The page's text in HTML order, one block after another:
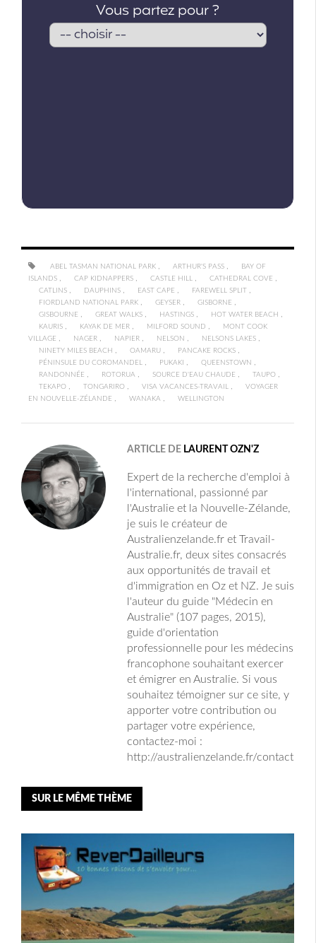
ABEL TASMAN NATIONAL PARK ARTHUR'S PASS
BAY OF
ISLANDS
CAP KIDNAPPERS CASTLE HILL CATHEDRAL COVE
CATLINS DAUPHINS EAST CAPE FAREWELL SPLIT
FIORDLAND NATIONAL PARK GEYSER GISBORNE
GISBOURNE GREAT WALKS HASTINGS HOT WATER BEACH
KAURIS KAYAK DE MER MILFORD SOUND
MONT COOK
VILLAGE
NAGER NAPIER NELSON NELSONS LAKES
NINETY MILES BEACH OAMARU PANCAKE ROCKS
PÉNINSULE DU COROMANDEL PUKAKI QUEENSTOWN
RANDONNÉE ROTORUA SOURCE D'EAU CHAUDE TAUPO
TEKAPO TONGARIRO VISA VACANCES-TRAVAIL
VOYAGER
EN NOUVELLE-ZÉLANDE
WANAKA WELLINGTON
ARTICLE DE LAURENT OZN'Z
Expert de la recherche d'emploi à
l'international, passionné par
l'Australie et la Nouvelle-Zélande,
je suis le créateur de
Australienzelande.fr et Travail-
Australie.fr, deux sites consacrés
aux opportunités de travail et
d'immigration en Oz et NZ. Je suis
l'auteur du guide "Médecin en
Australie" (107 pages, 2015),
guide d'orientation
professionnelle pour les médecins
francophone souhaitant exercer
et émigrer en Australie. Si vous
souhaitez témoigner sur ce site, y
apporter votre contribution ou
partager votre expérience,
contactez-moi :
http://australienzelande.fr/contact
SUR LE MÊME THÈME